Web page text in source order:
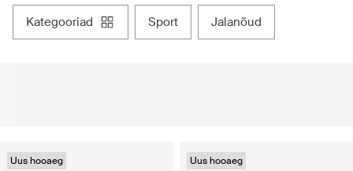
kategooriad sport jalanõud
Uus hooaeg Uus hooaeg